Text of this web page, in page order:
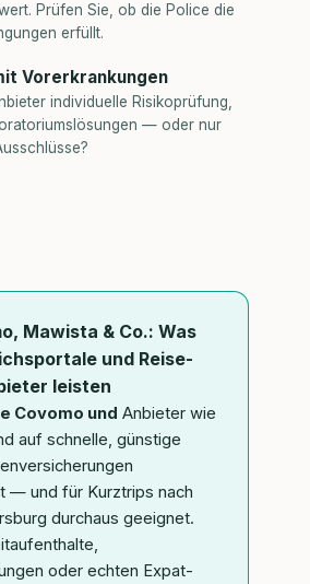
Prüfen Sie, ob die Police die
erfüllt.
Vorerkrankungen
individuelle Risikoprüfung,
— oder nur
Mawista & Co.: Was
und Reise-
leisten
Covomo und Anbieter wie
auf schnelle, günstige
— und für Kurztrips nach
durchaus geeignet.
oder echten Expat-